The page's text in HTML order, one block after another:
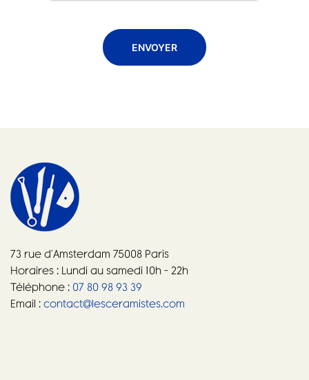
73 rue d’Amsterdam 75008 Paris
Horaires : Lundi au samedi 10h – 22h
Téléphone : 07 80 98 93 39
Email :contact@lesceramistes.com